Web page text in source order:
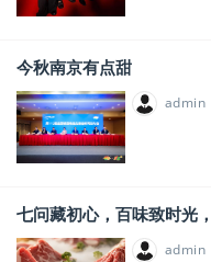
今秋南京有点甜
admin
七问藏初心，百味致时光
admin